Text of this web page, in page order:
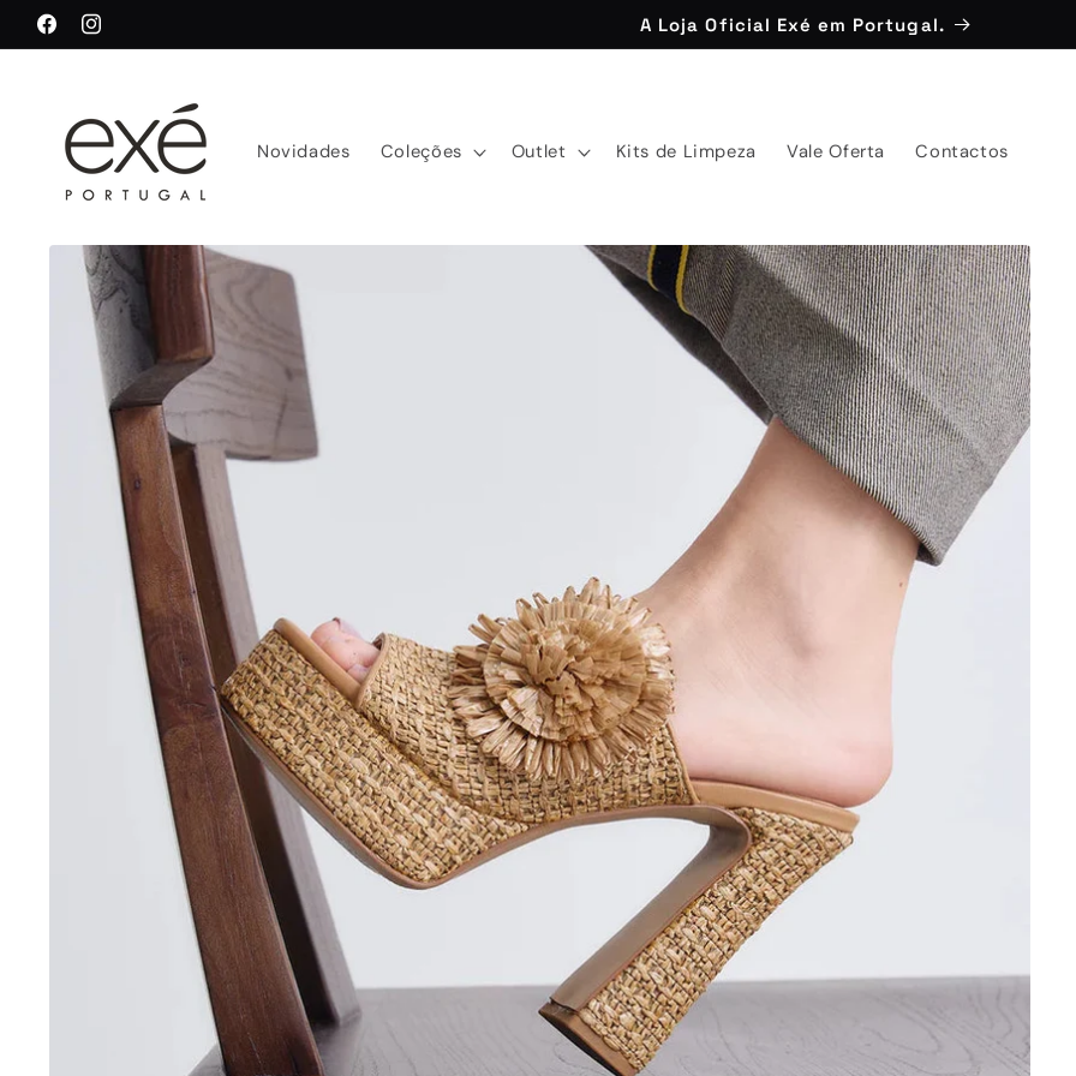
para o
conteúdo
FacebookInstagram
A Loja Oficial Exé em Portugal.
Novidades Coleções Outlet Kits de Limpeza Vale Oferta Contactos
Saltar para
a
informação
do produto